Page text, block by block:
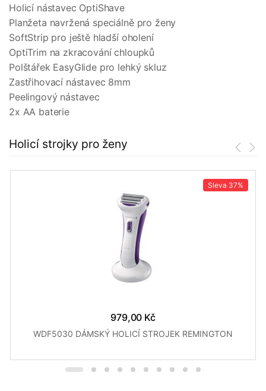
Holicí nástavec OptiShave
Planžeta navržená speciálně pro ženy
SoftStrip pro ještě hladší oholení
OptiTrim na zkracování chloupků
Polštářek EasyGlide pro lehký skluz
Zastřihovací nástavec 8mm
Peelingový nástavec
2x AA baterie
Holicí strojky pro ženy
Sleva 37%
979,00 Kč
WDF5030 DÁMSKÝ HOLICÍ STROJEK REMINGTON